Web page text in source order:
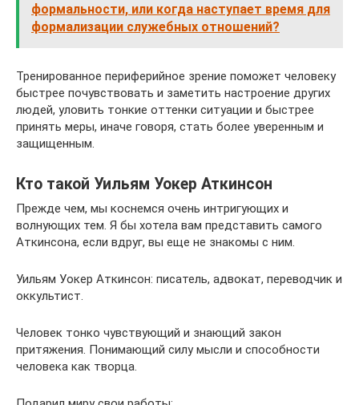
формальности, или когда наступает время для
формализации служебных отношений?
Тренированное периферийное зрение поможет человеку
быстрее почувствовать и заметить настроение других
людей, уловить тонкие оттенки ситуации и быстрее
принять меры, иначе говоря, стать более уверенным и
защищенным.
Кто такой Уильям Уокер Аткинсон
Прежде чем, мы коснемся очень интригующих и
волнующих тем. Я бы хотела вам представить самого
Аткинсона, если вдруг, вы еще не знакомы с ним.
Уильям Уокер Аткинсон: писатель, адвокат, переводчик и
оккультист.
Человек тонко чувствующий и знающий закон
притяжения. Понимающий силу мысли и способности
человека как творца.